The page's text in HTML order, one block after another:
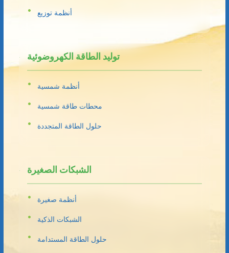
أنظمة توزيع
توليد الطاقة الكهروضوئية
أنظمة شمسية
محطات طاقة شمسية
حلول الطاقة المتجددة
الشبكات الصغيرة
أنظمة صغيرة
الشبكات الذكية
حلول الطاقة المستدامة